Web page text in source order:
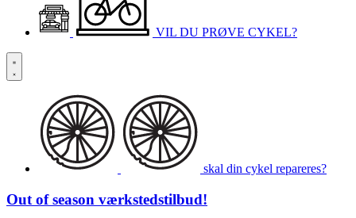
VIL DU PRØVE CYKEL?
skal din cykel repareres?
Out of season værkstedstilbud!